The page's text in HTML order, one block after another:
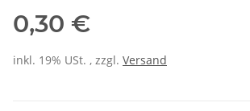
0,30 €
inkl. 19% USt. , zzgl. Versand